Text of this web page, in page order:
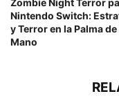
Zombie Night Terror
Nintendo Switch:
y Terror en la Palma de
Mano